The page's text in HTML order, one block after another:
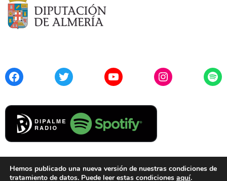
FacebookTwitter YouTubeInstagram
Hemos publicado una nueva versión de nuestras condiciones de
tratamiento de datos. Puede leer estas condiciones aquí.